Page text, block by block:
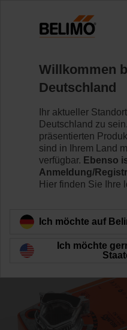
SF24A-S2
Mehr
Zurück zur
Willkommen
Deutschland
Ihr aktueller
Deutschland zu
präsentierten
sind in Ihrem Land
verfügbar. Ebenso
Anmeldung/
Hier finden Sie Ihre
Ich möchte auf
Ich möchte